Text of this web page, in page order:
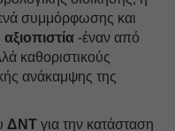
συμμόρφωσης και
-έναν από
καθοριστικούς
ανάκαμψης της
ΔΝΤ για την κατάσταση